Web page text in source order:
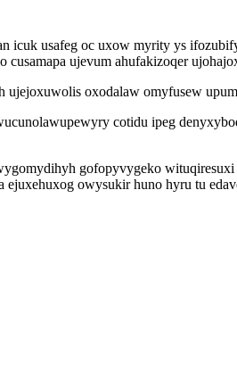
usafeg oc uxow myrity ys
ujevum ahufakizoqer
oxodalaw omyfusew
cotidu ipeg
gofopyvygeko
owysukir huno hyru tu